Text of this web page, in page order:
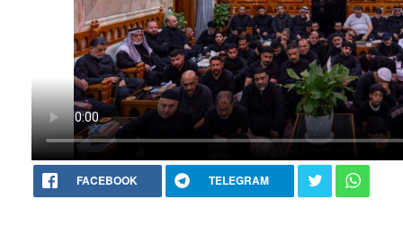
FACEBOOK TELEGRAM